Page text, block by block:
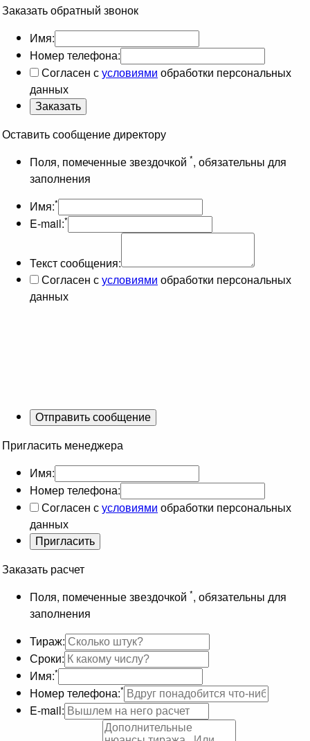
Заказать обратный звонок
Имя:
Номер телефона:
Согласен сусловиями обработки персональных
данных
Оставить сообщение директору
Поля, помеченные звездочкой *, обязательны для
заполнения
Имя:*
E-mail:*
Текст сообщения:
Согласен сусловиями обработки персональных
данных
Пригласить менеджера
Имя:
Номер телефона:
Согласен сусловиями обработки персональных
данных
Заказать расчет
Поля, помеченные звездочкой *, обязательны для
заполнения
Тираж:
Сроки:
Имя:*
Номер телефона:*
E-mail: